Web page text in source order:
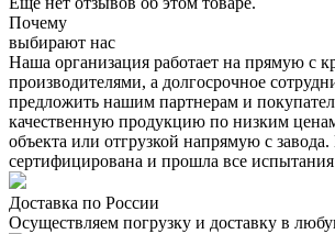
Почему
выбирают нас
Наша организация работает на прямую с
производителями, а долгосрочное
предложить нашим партнерам и
качественную продукцию по низким
объекта или отгрузкой напрямую с
сертифицирована и прошла все
Доставка по России
Осуществляем погрузку и доставку в